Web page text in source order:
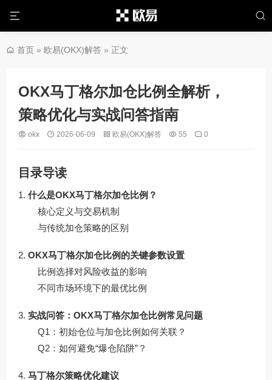
首页 » 欧易(OKX)解答 » 正文
OKX马丁格尔加仓比例全解析，
策略优化与实战问答指南
okx 2026-06-09 欧易(OKX)解答 55 0
目录导读
什么是OKX马丁格尔加仓比例？
核心定义与交易机制
与传统加仓策略的区别
OKX马丁格尔加仓比例的关键参数设置
比例选择对风险收益的影响
不同市场环境下的最优比例
实战问答：OKX马丁格尔加仓比例常见问题
Q1：初始仓位与加仓比例如何关联？
Q2：如何避免“爆仓陷阱”？
马丁格尔策略优化建议